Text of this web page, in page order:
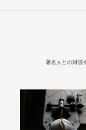
著名人との対談